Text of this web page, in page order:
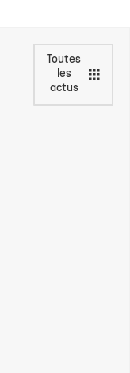
Toutes
les
actus